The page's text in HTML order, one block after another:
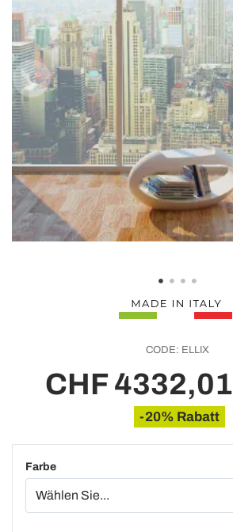
CODE: ELLIX
CHF 4332,01
-20% Rabatt
Farbe